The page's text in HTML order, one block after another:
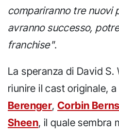
compariranno tre nuovi
avranno successo,
franchise".
La speranza di David S.
riunire il cast originale,
Berenger,Corbin
Sheen, il quale sembra